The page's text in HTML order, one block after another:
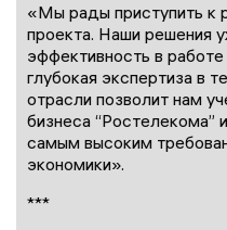
«Мы рады приступить к
проекта. Наши решения
эффективность в
глубокая экспертиза в
отрасли позволит нам
бизнеса “Ростелекома”
самым высоким
экономики».
***